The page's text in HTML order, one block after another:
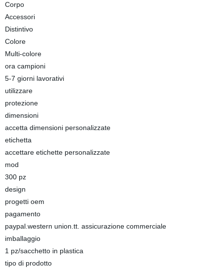
Corpo
Accessori
Distintivo
Colore
Multi-colore
ora campioni
5-7 giorni lavorativi
utilizzare
protezione
dimensioni
accetta dimensioni personalizzate
etichetta
accettare etichette personalizzate
mod
300 pz
design
progetti oem
pagamento
paypal.western union.tt. assicurazione commerciale
imballaggio
1 pz/sacchetto in plastica
tipo di prodotto